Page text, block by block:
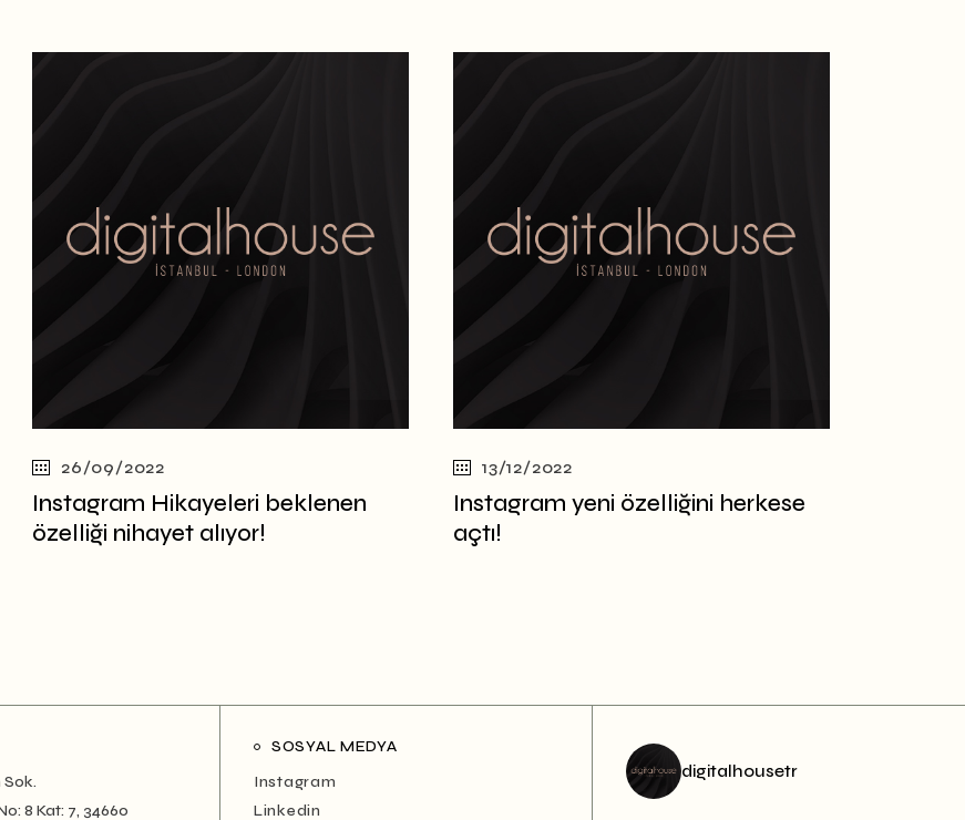
26/09/2022
Instagram Hikayeleri beklenen
özelliği nihayet alıyor!
13/12/2022
Instagram yeni özelliğini herkese
açtı!
Sok.
8 Kat: 7, 34660
SOSYAL MEDYA
Instagram
Linkedin
digitalhousetr